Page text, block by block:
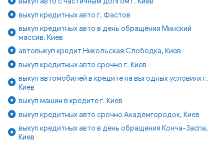
выкуп кредитных авто г. Фастов
выкуп кредитных авто в день обращения Минский
массив, Киев
автовыкуп кредит Никольская Слободка, Киев
выкуп кредитных авто срочно г. Киев
выкуп автомобилей в кредите на выгодных условиях г.
Киев
выкуп машин в кредите г. Киев
выкуп кредитных авто срочно Академгородок, Киев
выкуп кредитных авто в день обращения Конча-Заспа,
Киев